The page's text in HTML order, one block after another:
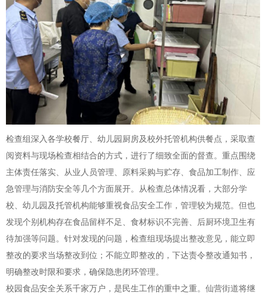
检查组深入各学校餐厅、幼儿园厨房及校外托管机构供餐点，采取查
阅资料与现场检查相结合的方式，进行了细致全面的督查。重点围绕
主体责任落实、从业人员管理、原料采购与贮存、食品加工制作、应
急管理与消防安全等几个方面展开。从检查总体情况看，大部分学
校、幼儿园及托管机构能够重视食品安全工作，管理较为规范。但也
发现个别机构存在食品留样不足、食材标识不完善、后厨环境卫生有
待加强等问题。针对发现的问题，检查组现场提出整改意见，能立即
整改的要求当场整改到位；不能立即整改的，下达责令整改通知书，
明确整改时限和要求，确保隐患闭环管理。
校园食品安全关系千家万户，是民生工作的重中之重。仙营街道将继